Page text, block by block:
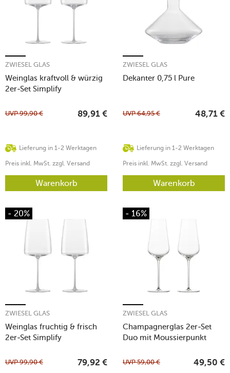
Weinglas kraftvoll & würzig
2er-Set Simplify
ZWIESEL GLAS
Lieferung in 1-2 Werktagen
UVP99,90 € 89,91 €
Preis inkl. MwSt. zzgl. Versand
Warenkorb
Dekanter 0,75 l Pure
ZWIESEL GLAS
Lieferung in 1-2 Werktagen
UVP64,95 € 48,71 €
Preis inkl. MwSt. zzgl. Versand
Warenkorb
- 20%
Weinglas fruchtig & frisch
2er-Set Simplify
ZWIESEL GLAS
UVP99,90 € 79,92 €
- 16%
Champagnerglas 2er-Set
Duo mit Moussierpunkt
ZWIESEL GLAS
UVP59,00 € 49,50 €